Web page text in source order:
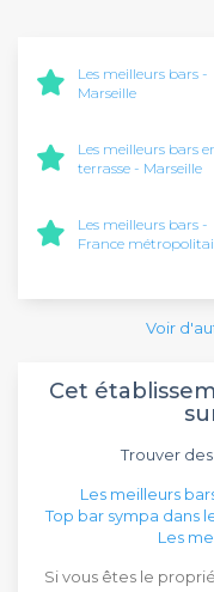
Les meilleurs bars -
Marseille
Les meilleurs bars
terrasse - Marseille
Les meilleurs bars -
France
Voir
Cet
Trouver
Les meilleurs
Top bar sympa dans
Les
Si vous êtes le